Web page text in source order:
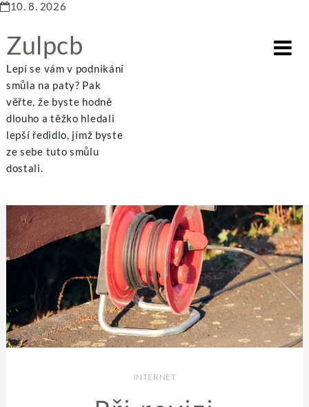
10. 8. 2026
Zulpcb
Lepí se vám v podnikání
smůla na paty? Pak
věřte, že byste hodně
dlouho a těžko hledali
lepší ředidlo, jímž byste
ze sebe tuto smůlu
dostali.
Home Internet Při revizi spotřebičů se zaměřte i na dětský pokoj
INTERNET